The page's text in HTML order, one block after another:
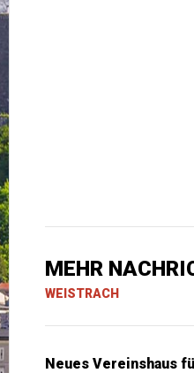
MEHR
WEISTRACH
Neues Vereinshaus